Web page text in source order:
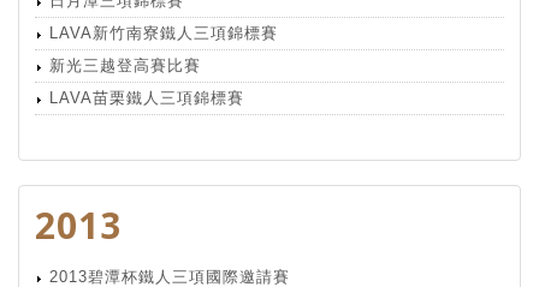
LAVA新竹南寮鐵人三項錦標賽
新光三越登高賽比賽
LAVA苗栗鐵人三項錦標賽
2013
2013碧潭杯鐵人三項國際邀請賽